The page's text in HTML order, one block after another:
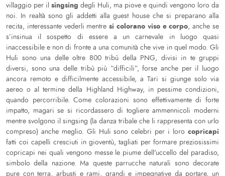
villaggio per il singsing degli Huli, ma piove e quindi vengono loro da
noi. In realtà sono gli addetti alla guest house che si preparano alla
recita, interessante vederli mentresi colorano viso e corpo, anche se
s’insinua il sospetto di essere a un carnevale in luogo quasi
inaccessibile e non di fronte a una comunità che vive in quel modo. Gli
Huli sono una delle oltre 800 tribù della PNG, divisi in te gruppi
diversi, sono una delle tribù più “difficili”, forse anche per il luogo
ancora remoto e difficilmente accessibile, a Tari si giunge solo via
aereo o al termine della Highland Highway, in pessime condizioni,
quando percorribile. Come colorazioni sono effettivamente di forte
impatto, magari se si ricordassero di togliere ammennicoli moderni
mentre svolgono il singsing (la danza tribale che li rappresenta con urlo
compreso) anche meglio. Gli Huli sono celebri per i loro copricapi
fatti coi capelli cresciuti in gioventù, tagliati per formare preziosissimi
copricapi nei quali vengono messe le piume dell'uccello del paradiso,
simbolo della nazione. Ma queste parrucche naturali sono decorate
pure con terra, arbusti e rami, grandi e impegnative da portare, un